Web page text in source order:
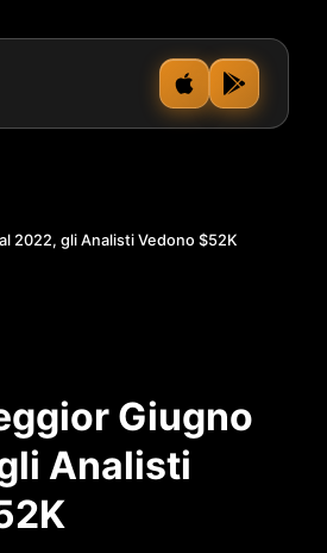
2022, gli Analisti Vedono $52K
Giugno
Analisti